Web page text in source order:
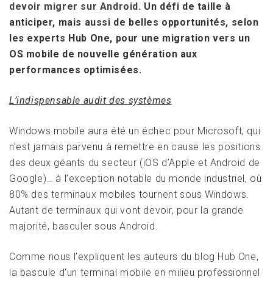
devoir migrer sur Android . Un défi de taille à
anticiper, mais aussi de belles opportunités, selon
les experts Hub One, pour une migration vers un
OS mobile de nouvelle génération aux
performances optimisées.
L’indispensable audit des systèmes
Windows mobile aura été un échec pour Microsoft, qui
n’est jamais parvenu à remettre en cause les positions
des deux géants du secteur (iOS d’Apple et Android de
Google)… à l’exception notable du monde industriel, où
80% des terminaux mobiles tournent sous Windows.
Autant de terminaux qui vont devoir, pour la grande
majorité, basculer sous Android.
Comme nous l’expliquent les auteurs du blog Hub One,
la bascule d’un terminal mobile en milieu professionnel